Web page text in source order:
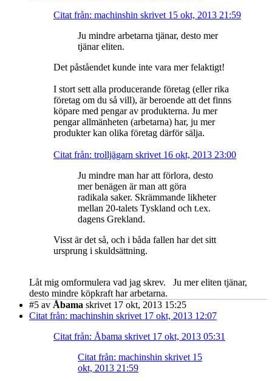
Citat från: machinshin skrivet 15 okt, 2013 21:59
Ju mindre arbetarna tjänar, desto mer
tjänar eliten.
Det påståendet kunde inte vara mer felaktigt!
I stort sett alla producerande företag (eller rika
företag om du så vill), är beroende att det finns
köpare med pengar av produkterna. Ju mer
pengar allmänheten (arbetarna) har, ju mer
produkter kan olika företag därför sälja.
Citat från: trolljägarn skrivet 16 okt, 2013 23:00
Ju mindre man har att förlora, desto
mer benägen är man att göra
radikala saker. Skrämmande likheter
mellan 20-talets Tyskland och t.ex.
dagens Grekland.
Visst är det så, och i båda fallen har det sitt
ursprung i skuldsättning.
Låt mig omformulera vad jag skrev. Ju mer eliten tjänar,
desto mindre köpkraft har arbetarna.
#5 av Åbama skrivet 17 okt, 2013 15:25
Citat från: machinshin skrivet 17 okt, 2013 12:07
Citat från: Åbama skrivet 17 okt, 2013 05:31
Citat från: machinshin skrivet 15
okt, 2013 21:59